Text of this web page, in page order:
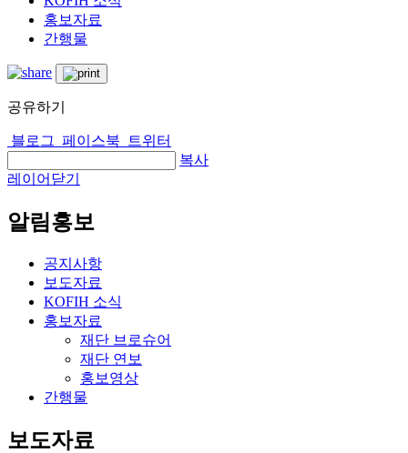
홍보자료
간행물
공유하기
블로그 페이스북
트위터
복사
레이어닫기
알림홍보
공지사항
보도자료
KOFIH 소식
홍보자료
재단 브로슈어
재단 연보
홍보영상
간행물
보도자료